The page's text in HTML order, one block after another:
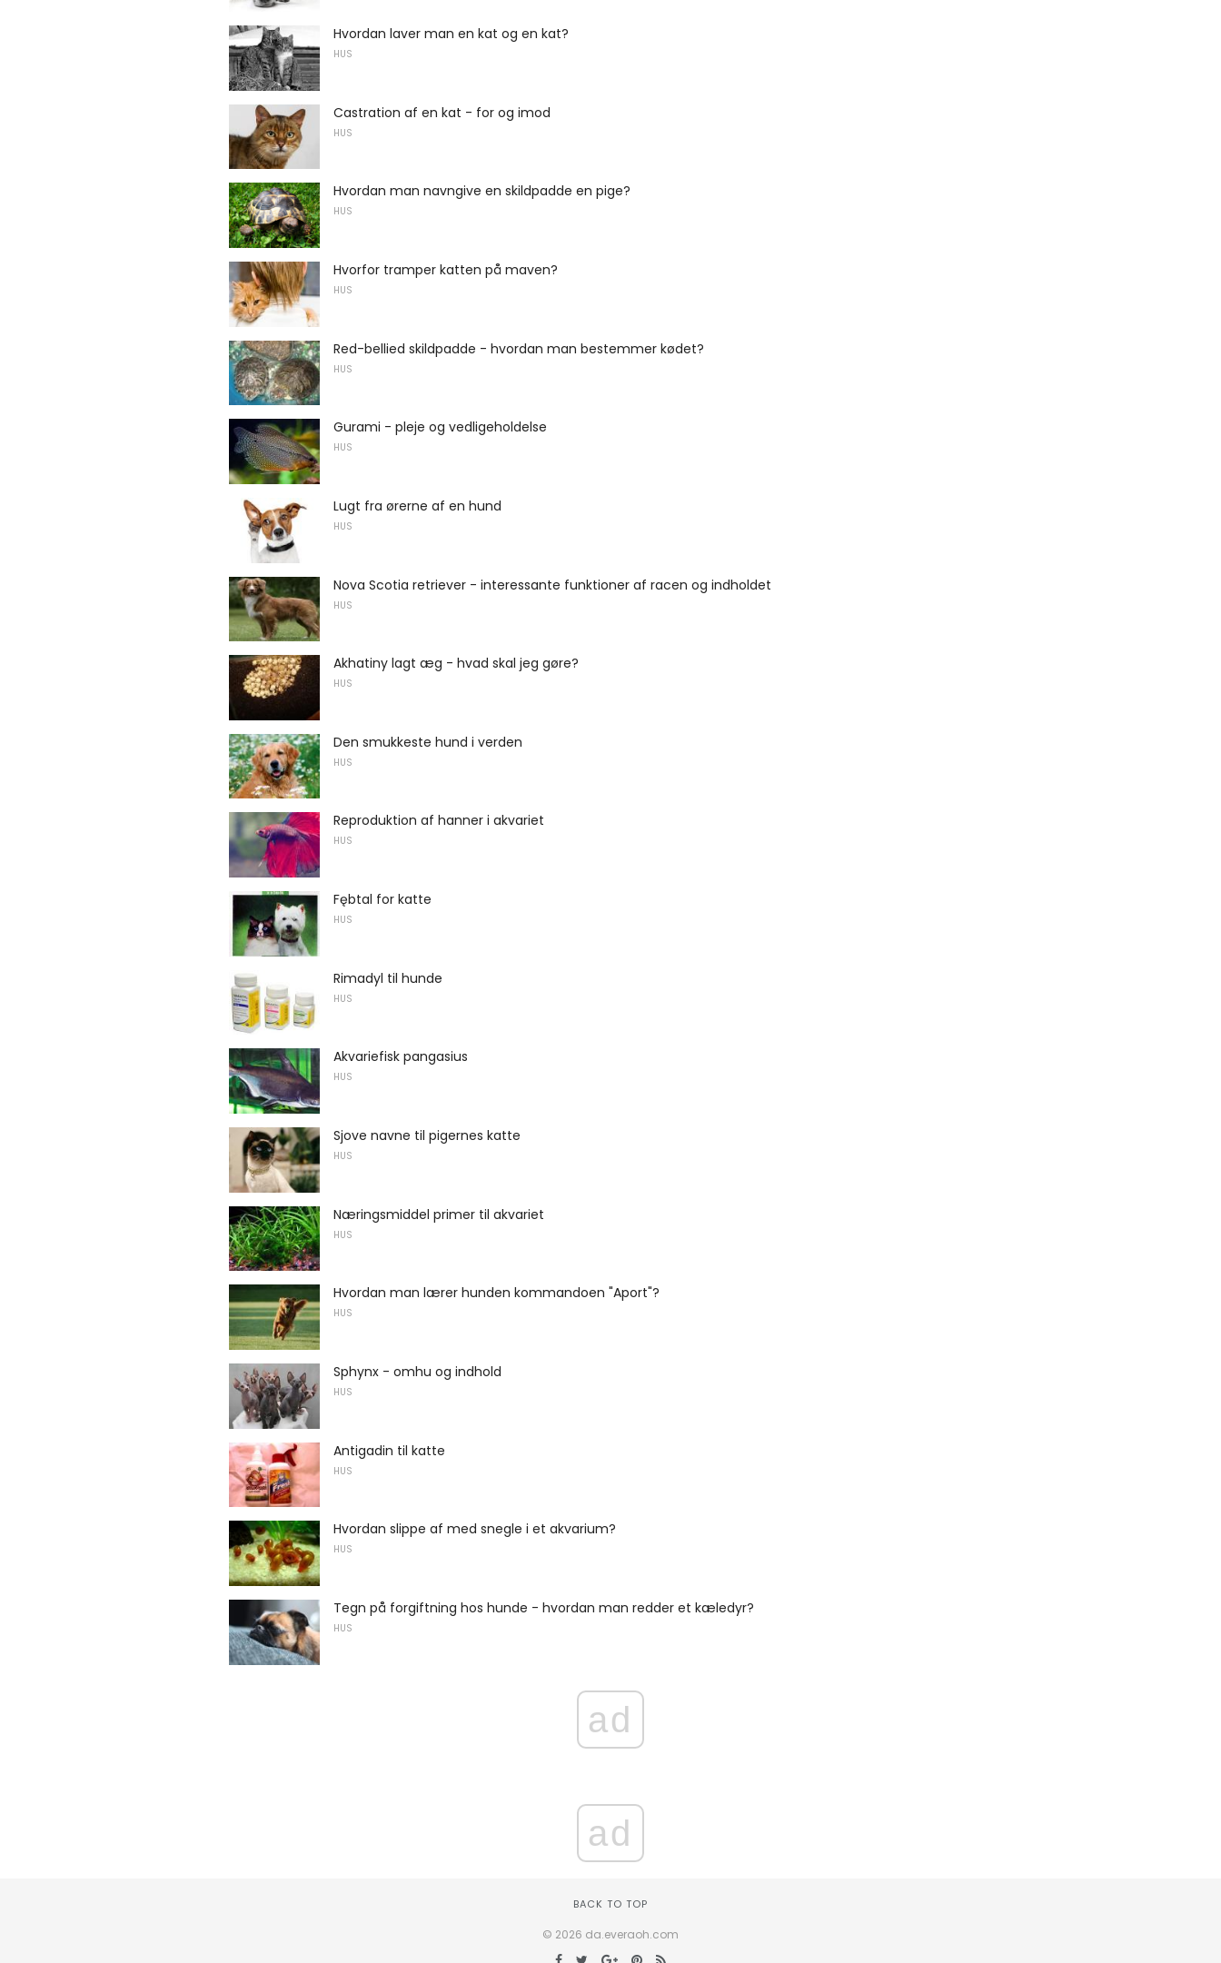
Hvordan laver man en kat og en kat?
HUS
Castration af en kat - for og imod
HUS
Hvordan man navngive en skildpadde en pige?
HUS
Hvorfor tramper katten på maven?
HUS
Red-bellied skildpadde - hvordan man bestemmer kødet?
HUS
Gurami - pleje og vedligeholdelse
HUS
Lugt fra ørerne af en hund
HUS
Nova Scotia retriever - interessante funktioner af racen og indholdet
HUS
Akhatiny lagt æg - hvad skal jeg gøre?
HUS
Den smukkeste hund i verden
HUS
Reproduktion af hanner i akvariet
HUS
Fębtal for katte
HUS
Rimadyl til hunde
HUS
Akvariefisk pangasius
HUS
Sjove navne til pigernes katte
HUS
Næringsmiddel primer til akvariet
HUS
Hvordan man lærer hunden kommandoen "Aport"?
HUS
Sphynx - omhu og indhold
HUS
Antigadin til katte
HUS
Hvordan slippe af med snegle i et akvarium?
HUS
Tegn på forgiftning hos hunde - hvordan man redder et kæledyr?
HUS
ad
ad
BACK TO TOP
© 2026 da.everaoh.com